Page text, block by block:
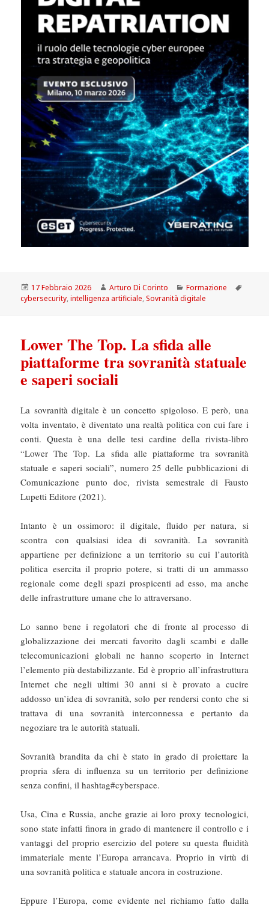
Scritto
il
17 Febbraio 2026 Autore
Arturo Di Corinto Categorie
Formazione
cybersecurity,intelligenza artificiale,Sovranità digitale
Lower The Top. La sfida alle
piattaforme tra sovranità statuale
e saperi sociali
La sovranità digitale è un concetto spigoloso. E però, una
volta inventato, è diventato una realtà politica con cui fare i
conti. Questa è una delle tesi cardine della rivista-libro
“Lower The Top. La sfida alle piattaforme tra sovranità
statuale e saperi sociali”, numero 25 delle pubblicazioni di
Comunicazione punto doc, rivista semestrale di Fausto
Lupetti Editore (2021).
Intanto è un ossimoro: il digitale, fluido per natura, si
scontra con qualsiasi idea di sovranità. La sovranità
appartiene per definizione a un territorio su cui l’autorità
politica esercita il proprio potere, si tratti di un ammasso
regionale come degli spazi prospicenti ad esso, ma anche
delle infrastrutture umane che lo attraversano.
Lo sanno bene i regolatori che di fronte al processo di
globalizzazione dei mercati favorito dagli scambi e dalle
telecomunicazioni globali ne hanno scoperto in Internet
l’elemento più destabilizzante. Ed è proprio all’infrastruttura
Internet che negli ultimi 30 anni si è provato a cucire
addosso un’idea di sovranità, solo per rendersi conto che si
trattava di una sovranità interconnessa e pertanto da
negoziare tra le autorità statuali.
Sovranità brandita da chi è stato in grado di proiettare la
propria sfera di influenza su un territorio per definizione
senza confini, il hashtag#cyberspace.
Usa, Cina e Russia, anche grazie ai loro proxy tecnologici,
sono state infatti finora in grado di mantenere il controllo e i
vantaggi del proprio esercizio del potere su questa fluidità
immateriale mente l’Europa arrancava. Proprio in virtù di
una sovranità politica e statuale ancora in costruzione.
Eppure l’Europa, come evidente nel richiamo fatto dalla